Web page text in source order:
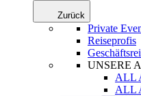
Zurück
Private
Reiseprofis
UNSERE
ALL
ALL